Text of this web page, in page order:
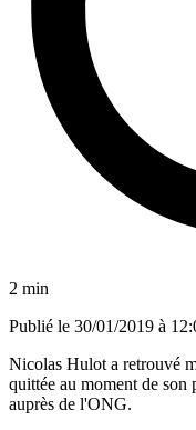
2 min
Publié le 30/01/2019 à
Nicolas Hulot a retrouvé
quittée au moment de son
auprès de l'ONG.